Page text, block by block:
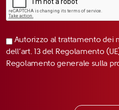
Autorizzo al trattamento dei
dell’art. 13 del Regolamento
Regolamento generale sulla